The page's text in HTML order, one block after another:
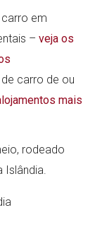
em
–veja os
carro de ou
mais
rodeado
Islândia.